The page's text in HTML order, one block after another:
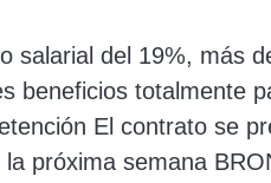
salarial del 19%, más
beneficios totalmente
El contrato se
próxima semana